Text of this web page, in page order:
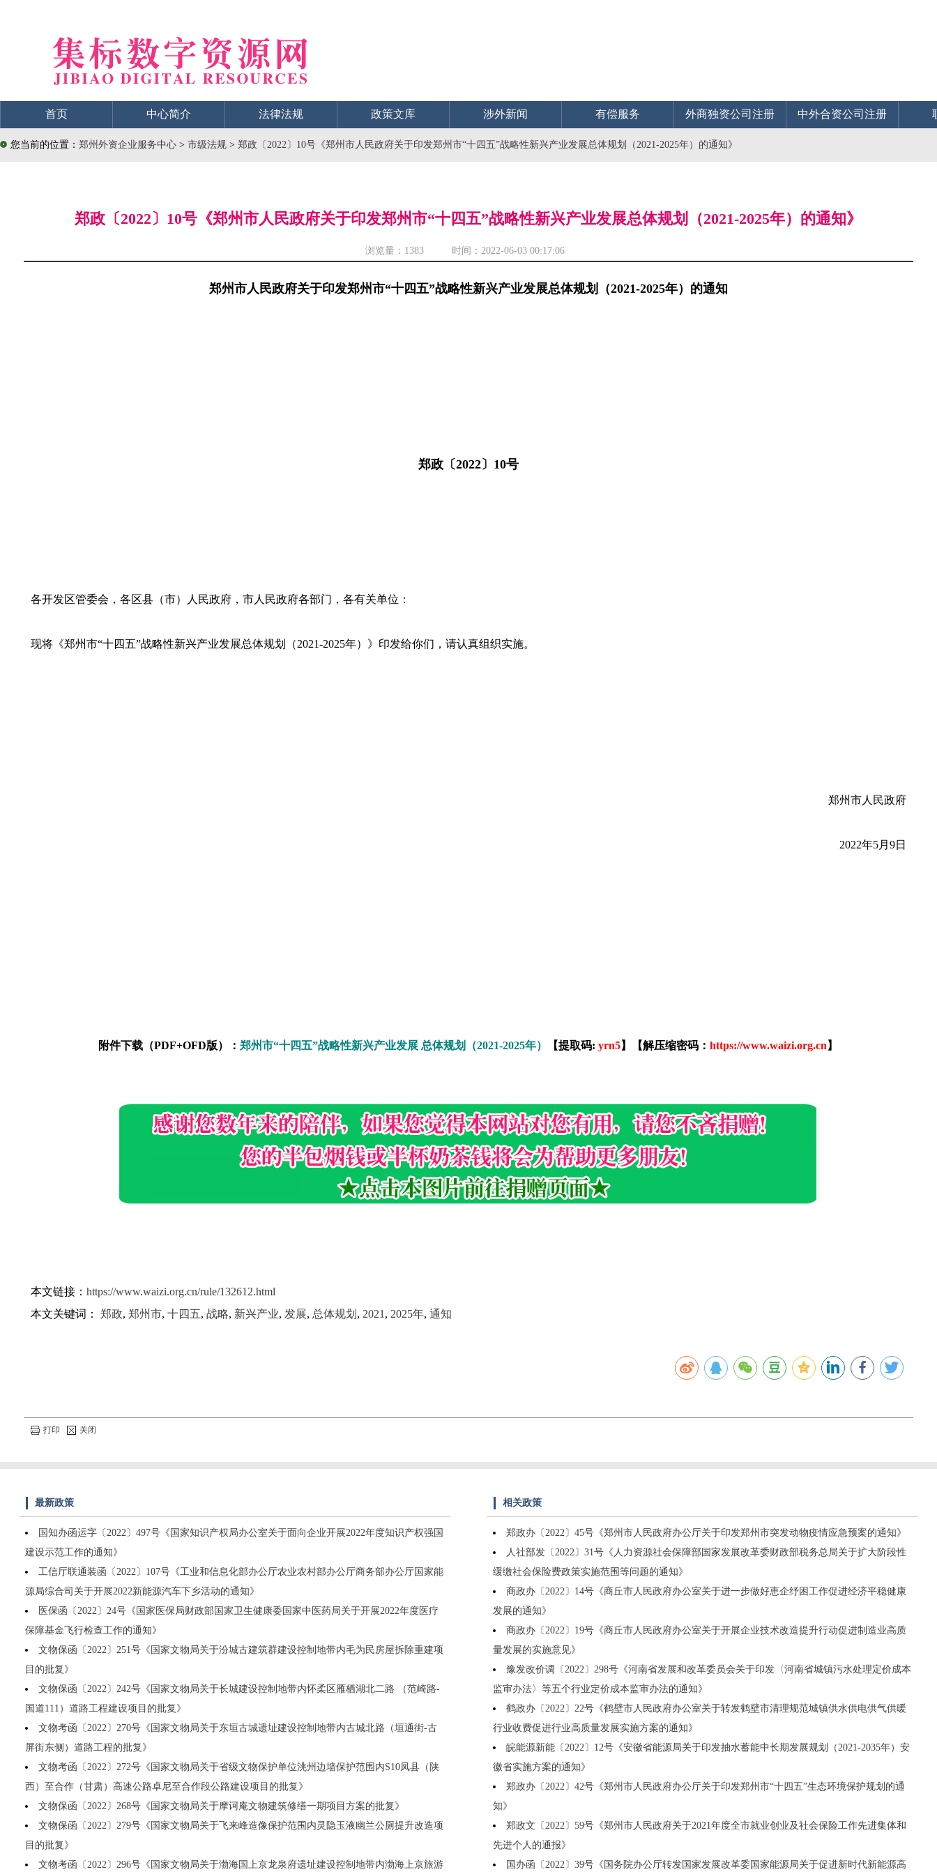
首页 中心简介 法律法规 政策文库 涉外新闻 有偿服务 外商独资公司注册 中外合资公司注册
您当前的位置： 郑州外资企业服务中心 > 市级法规 > 郑政〔2022〕10号《郑州市人民政府关于印发郑州市“十四五”战略性新兴产业发展总体规划（2021-2025年）的通知》
郑政〔2022〕10号《郑州市人民政府关于印发郑州市“十四五”战略性新兴产业发展总体规划（2021-2025年）的通知》
浏览量： 1383 时间：2022-06-03 00:17:06
郑州市人民政府关于印发郑州市“十四五”战略性新兴产业发展总体规划（2021-2025年）的通知
郑政〔2022〕10号
各开发区管委会，各区县（市）人民政府，市人民政府各部门，各有关单位：
现将《郑州市“十四五”战略性新兴产业发展总体规划（2021-2025年）》印发给你们，请认真组织实施。
郑州市人民政府
2022年5月9日
附件下载（PDF+OFD版）：郑州市“十四五”战略性新兴产业发展 总体规划（2021-2025年） 【提取码:yrn5】【解压缩密码：https://www.waizi.org.cn 】
本文链接： https://www.waizi.org.cn/rule/132612.html
本文关键词： 郑政, 郑州市, 十四五, 战略, 新兴产业, 发展, 总体规划 , 2021 , 2025年, 通知
打印 关闭
最新政策
国知办函运字〔2022〕497号《国家知识产权局办公室关于面向企业开展2022年度知识产权强国
建设示范工作的通知》
工信厅联通装函〔2022〕107号《工业和信息化部办公厅农业农村部办公厅商务部办公厅国家能
源局综合司关于开展2022新能源汽车下乡活动的通知》
医保函〔2022〕24号《国家医保局财政部国家卫生健康委国家中医药局关于开展2022年度医疗
保障基金飞行检查工作的通知》
文物保函〔2022〕251号《国家文物局关于汾城古建筑群建设控制地带内毛为民房屋拆除重建项
目的批复》
文物保函〔2022〕242号《国家文物局关于长城建设控制地带内怀柔区雁栖湖北二路 （范崎路-
国道111）道路工程建设项目的批复》
文物考函〔2022〕270号《国家文物局关于东垣古城遗址建设控制地带内古城北路（垣通街-古
屏街东侧）道路工程的批复》
文物考函〔2022〕272号《国家文物局关于省级文物保护单位洮州边墙保护范围内S10凤县（陕
西）至合作（甘肃）高速公路卓尼至合作段公路建设项目的批复》
文物保函〔2022〕268号《国家文物局关于摩诃庵文物建筑修缮一期项目方案的批复》
文物保函〔2022〕279号《国家文物局关于飞来峰造像保护范围内灵隐玉液幽兰公厕提升改造项
目的批复》
文物考函〔2022〕296号《国家文物局关于渤海国上京龙泉府遗址建设控制地带内渤海上京旅游
相关政策
郑政办〔2022〕45号《郑州市人民政府办公厅关于印发郑州市突发动物疫情应急预案的通知》
人社部发〔2022〕31号《人力资源社会保障部国家发展改革委财政部税务总局关于扩大阶段性
缓缴社会保险费政策实施范围等问题的通知》
商政办〔2022〕14号《商丘市人民政府办公室关于进一步做好恵企纾困工作促进经济平稳健康
发展的通知》
商政办〔2022〕19号《商丘市人民政府办公室关于开展企业技术改造提升行动促进制造业高质
量发展的实施意见》
豫发改价调〔2022〕298号《河南省发展和改革委员会关于印发〈河南省城镇污水处理定价成本
监审办法〉等五个行业定价成本监审办法的通知》
鹤政办〔2022〕22号《鹤壁市人民政府办公室关于转发鹤壁市清理规范城镇供水供电供气供暖
行业收费促进行业高质量发展实施方案的通知》
皖能源新能〔2022〕12号《安徽省能源局关于印发抽水蓄能中长期发展规划（2021-2035年）安
徽省实施方案的通知》
郑政办〔2022〕42号《郑州市人民政府办公厅关于印发郑州市“十四五”生态环境保护规划的通
知》
郑政文〔2022〕59号《郑州市人民政府关于2021年度全市就业创业及社会保险工作先进集体和
先进个人的通报》
国办函〔2022〕39号《国务院办公厅转发国家发展改革委国家能源局关于促进新时代新能源高